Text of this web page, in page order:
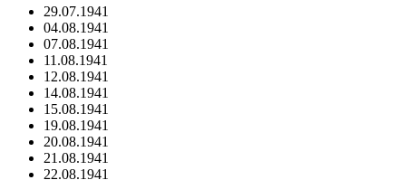
29.07.1941
04.08.1941
07.08.1941
11.08.1941
12.08.1941
14.08.1941
15.08.1941
19.08.1941
20.08.1941
21.08.1941
22.08.1941